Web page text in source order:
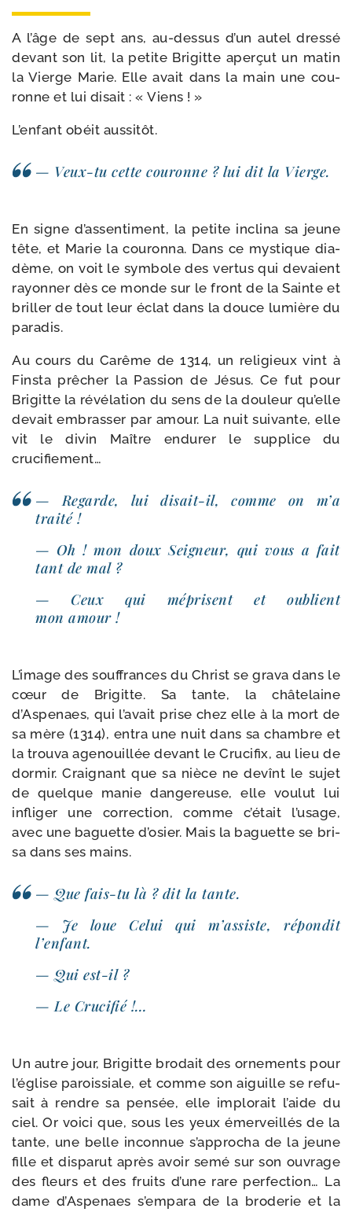
A l’âge de sept ans, au-​dessus d’un autel dres­sé
devant son lit, la petite Brigitte aper­çut un matin
la Vierge Marie. Elle avait dans la main une cou­
ronne et lui disait : « Viens ! »
L’enfant obéit aussitôt.
— Veux-​tu cette cou­ronne ? lui dit la Vierge.
En signe d’assentiment, la petite incli­na sa jeune
tête, et Marie la cou­ron­na. Dans ce mys­tique dia­
dème, on voit le sym­bole des ver­tus qui devaient
rayon­ner dès ce monde sur le front de la Sainte et
briller de tout leur éclat dans la douce lumière du
paradis.
Au cours du Carême de 1314, un reli­gieux vint à
Finsta prê­cher la Passion de Jésus. Ce fut pour
Brigitte la révé­la­tion du sens de la dou­leur qu’elle
devait embras­ser par amour. La nuit sui­vante, elle
vit le divin Maître endu­rer le sup­plice du
crucifiement…
— Regarde, lui disait-​il, comme on m’a
traité !
— Oh ! mon doux Seigneur, qui vous a fait
tant de mal ?
— Ceux qui méprisent et oublient
mon amour !
L’image des souf­frances du Christ se gra­va dans le
cœur de Bri­gitte. Sa tante, la châ­te­laine
d’Aspenaes, qui l’avait prise chez elle à la mort de
sa mère (1314), entra une nuit dans sa chambre et
la trou­va age­nouillée devant le Crucifix, au lieu de
dor­mir. Craignant que sa nièce ne devînt le sujet
de quelque manie dan­ge­reuse, elle vou­lut lui
infli­ger une cor­rec­tion, comme c’était l’usage,
avec une baguette d’osier. Mais la baguette se bri­
sa dans ses mains.
— Que fais-​tu là ? dit la tante.
— Je loue Celui qui m’assiste, répon­dit
l’enfant.
— Qui est-il ?
— Le Crucifié !…
Un autre jour, Brigitte bro­dait des orne­ments pour
l’église parois­siale, et comme son aiguille se refu­
sait à rendre sa pen­sée, elle implo­rait l’aide du
ciel. Or voi­ci que, sous les yeux émer­veillés de la
tante, une belle incon­nue s’approcha de la jeune
fille et dis­pa­rut après avoir semé sur son ouvrage
des fleurs et des fruits d’une rare per­fection… La
dame d’Aspenaes s’empara de la bro­de­rie et la